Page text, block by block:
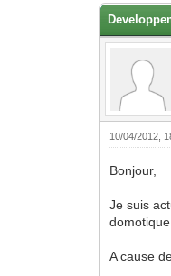
10/04/2012,
Bonjour,
Je suis
A cause